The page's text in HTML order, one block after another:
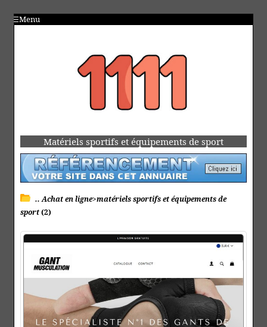
Menu
Matériels sportifs et équipements de sport
.. Achat en ligne>matériels sportifs et équipements de
sport(2)